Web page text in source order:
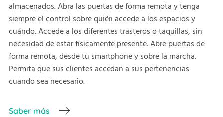
almacenados. Abra las puertas de forma remota y tenga
siempre el control sobre quién accede a los espacios y
cuándo. Accede a los diferentes trasteros o taquillas, sin
necesidad de estar físicamente presente. Abre puertas de
forma remota, desde tu smartphone y sobre la marcha.
Permita que sus clientes accedan a sus pertenencias
cuando sea necesario.
Saber más